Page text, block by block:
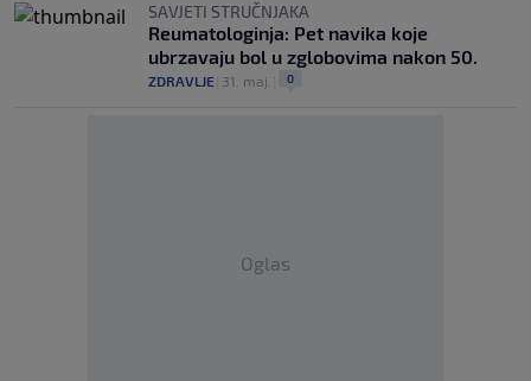
SAVJETI STRUČNJAKA
Reumatologinja: Pet navika koje
ubrzavaju bol u zglobovima nakon 50.
ZDRAVLJE 31. maj. 0
Oglas